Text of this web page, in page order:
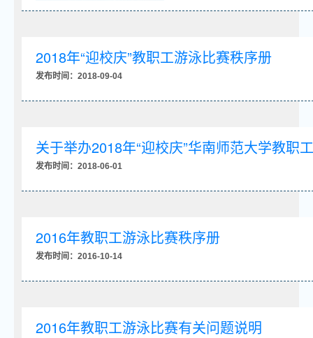
2018年“迎校庆”教职工游泳比赛秩序册
发布时间：2018-09-04
关于举办2018年“迎校庆”华南师范大学教职
发布时间：2018-06-01
2016年教职工游泳比赛秩序册
发布时间：2016-10-14
2016年教职工游泳比赛有关问题说明